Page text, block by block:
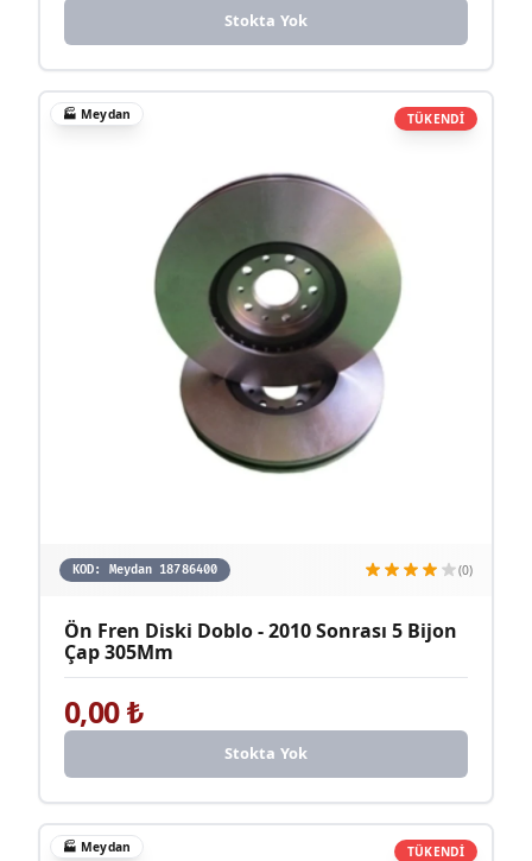
Stokta Yok
TÜKENDİ
🏭 Meydan
KOD: Meydan 18786400 (0)
Ön Fren Diski Doblo - 2010 Sonrası 5 Bijon
Çap 305Mm
0,00₺
Stokta Yok
TÜKENDİ
🏭 Meydan